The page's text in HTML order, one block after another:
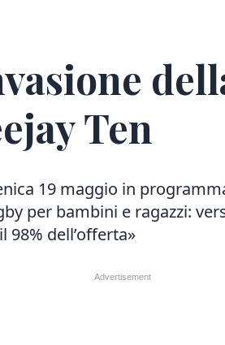
Ten
19 maggio in
per bambini e ragazzi:
98% dell’offerta»